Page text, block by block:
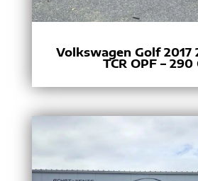
Volkswagen Golf 2017
TCR OPF – 290